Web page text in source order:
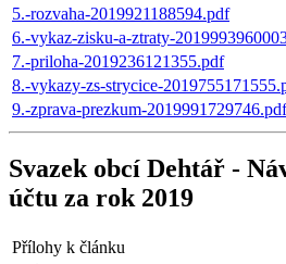
5.-rozvaha-2019921188594.pdf
6.-vykaz-zisku-a-ztraty-
7.-priloha-2019236121355.pdf
8.-vykazy-zs-strycice-
9.-zprava-prezkum-2019991729746.pdf
Svazek obcí Dehtář -
účtu za rok 2019
Přílohy k článku